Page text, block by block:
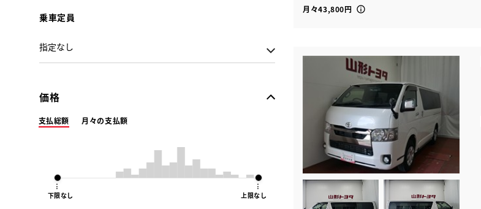
乗車定員
価格
支払総額 月々の支払額
下限なし 上限なし
月々43,800円